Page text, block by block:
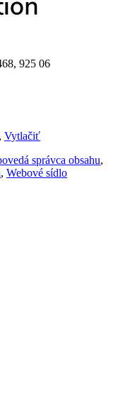
925 06
, Vytlačiť
správca obsahu,
, Webové sídlo